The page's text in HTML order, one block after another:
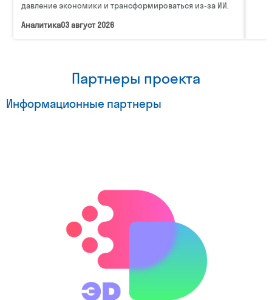
давление экономики и трансформироваться из-за ИИ.
Аналитика03 август 2026
Партнеры проекта
Информационные партнеры